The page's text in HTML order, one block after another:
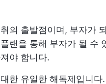
의 출발점이며, 부자가
랜을 통해 부자가 될 수
야 합니다.
한 유일한 해독제입니다.